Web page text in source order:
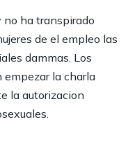
no ha transpirado
de el empleo las
dammas. Los
empezar la charla
la autorizacion